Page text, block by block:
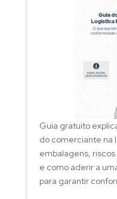
Guia gratuito
do comerciante na
embalagens,
e como aderir a
para garantir